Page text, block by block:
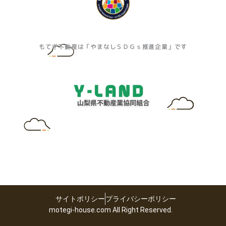
もてぎ不動産は「やまなしＳＤＧｓ推進企業」です
サイトポリシープライバシーポリシー
motegi-house.com All Right Reserved.